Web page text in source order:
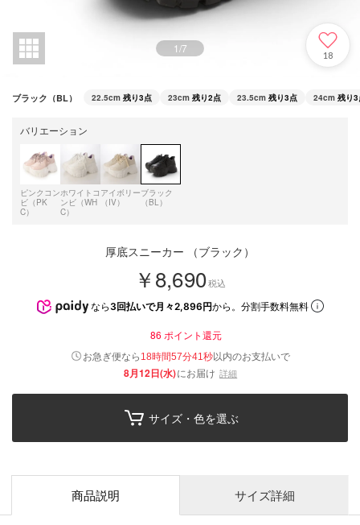
1/7
18
ブラック（BL） 22.5cm 残り3点 23cm 残り2点 23.5cm 残り3点 24cm 残り3
バリエーション
ピンクコン
ビ（PK
C）
ホワイトコ
ンビ（WH
C）
アイボリー
（IV）
ブラック
（BL）
厚底スニーカー （ブラック）
￥8,690税込
なら 3回払いで月々2,896円から。分割手数料無料
86 ポイント還元
お急ぎ便なら 18時間57分41秒以内のお支払いで
8月12日(水)にお届け 詳細
サイズ・色を選ぶ
商品説明 サイズ詳細